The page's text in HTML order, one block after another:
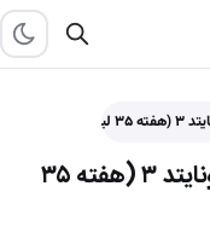
خلاصه بازی برنتفورد ۴ – منچستریونایتد ۳ (هفته ۳۵